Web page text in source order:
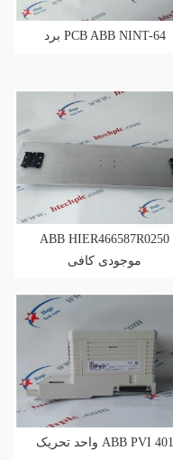
برد PCB ABB NINT-64
ABB HIER466587R0250
موجودی کافی
واحد تحریک ABB PVI 401